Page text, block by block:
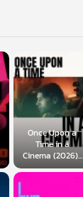
Once Upon a
Time in a
Cinema (2026)...